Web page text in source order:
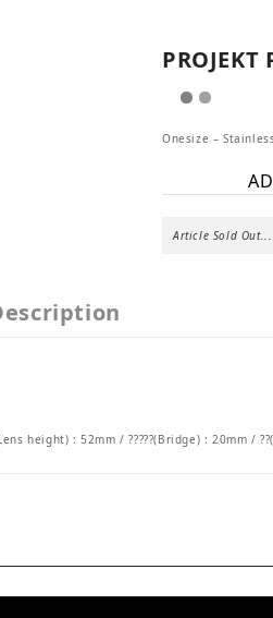
PROJEKT
Onesize –
Article Sold Out...
height) : 52mm / ?????(Bridge) : 20mm /